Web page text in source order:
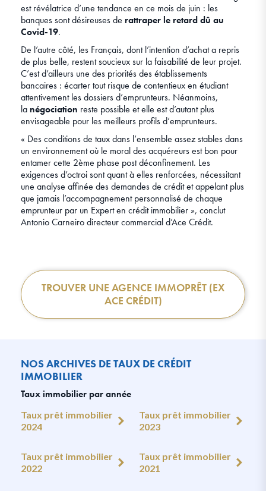
est révélatrice d’une tendance en ce mois de juin : les
banques sont désireuses de rattraper le retard dû au
Covid-19.
De l’autre côté, les Français, dont l’intention d’achat a repris
de plus belle, restent soucieux sur la faisabilité de leur projet.
C’est d’ailleurs une des priorités des établissements
bancaires : écarter tout risque de contentieux en étudiant
attentivement les dossiers d’emprunteurs. Néanmoins,
la négociation reste possible et elle est d’autant plus
envisageable pour les meilleurs profils d’emprunteurs.
« Des conditions de taux dans l’ensemble assez stables dans
un environnement où le moral des acquéreurs est bon pour
entamer cette 2ème phase post déconfinement. Les
exigences d’octroi sont quant à elles renforcées, nécessitant
une analyse affinée des demandes de crédit et appelant plus
que jamais l’accompagnement personnalisé de chaque
emprunteur par un Expert en crédit immobilier », conclut
Antonio Carneiro directeur commercial d’Ace Crédit.
TROUVER UNE AGENCE IMMOPRÊT (EX
ACE CRÉDIT)
NOS ARCHIVES DE TAUX DE CRÉDIT
IMMOBILIER
Taux immobilier par année
Taux prêt immobilier
2024
Taux prêt immobilier
2023
Taux prêt immobilier
2022
Taux prêt immobilier
2021